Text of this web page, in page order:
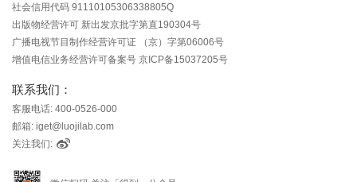
社会信用代码 91110105306338805Q
出版物经营许可 新出发京批字第直190304号
广播电视节目制作经营许可证 （京）字第06006号
增值电信业务经营许可备案号 京ICP备15037205号
联系我们：
客服电话: 400-0526-000
邮箱: iget@luojilab.com
关注我们: